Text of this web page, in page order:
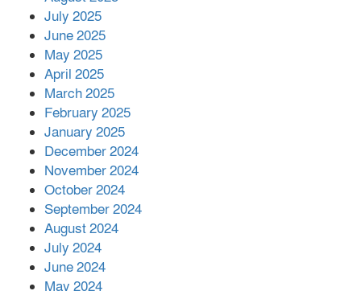
সহায়তা দিলেন সাচিং প্রু জেরী
July 2025
June 2025
May 2025
April 2025
March 2025
February 2025
January 2025
December 2024
November 2024
October 2024
September 2024
August 2024
July 2024
June 2024
May 2024